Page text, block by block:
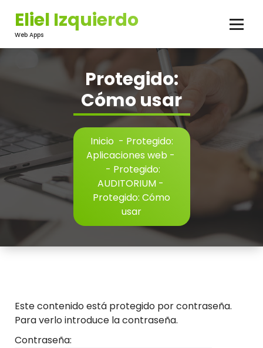
contenido
Eliel Izquierdo
Web Apps
Protegido:
Cómo usar
Inicio- Protegido:
Aplicaciones web-
- Protegido:
AUDITORIUM-
Protegido: Cómo
usar
Este contenido está protegido por contraseña.
Para verlo introduce la contraseña.
Contraseña: